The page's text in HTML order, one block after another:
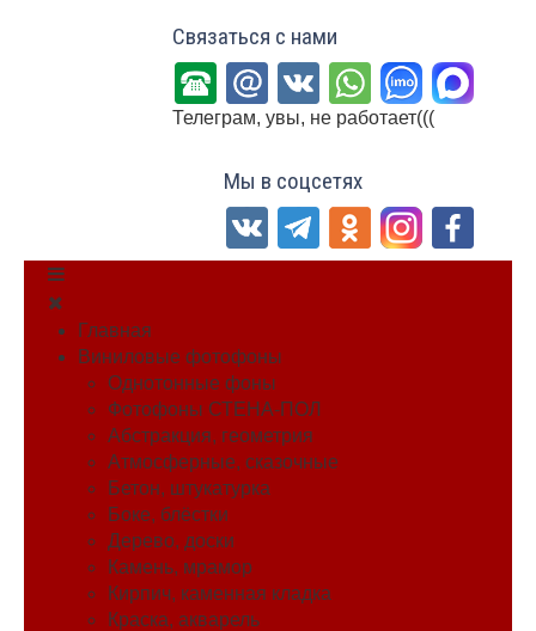
Связаться с нами
Телеграм, увы, не работает(((
Мы в соцсетях
Главная
Виниловые фотофоны
Однотонные фоны
Фотофоны СТЕНА-ПОЛ
Абстракция, геометрия
Атмосферные, сказочные
Бетон, штукатурка
Боке, блёстки
Дерево, доски
Камень, мрамор
Кирпич, каменная кладка
Краска, акварель